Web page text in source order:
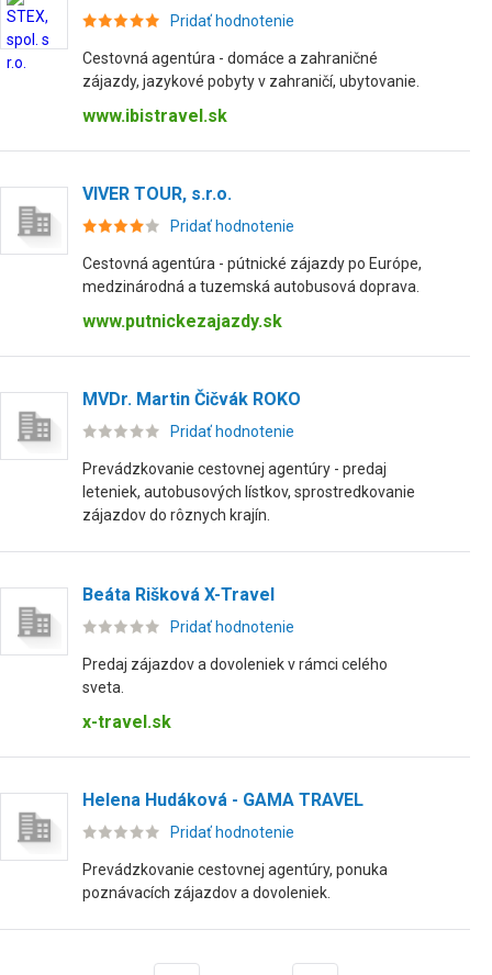
Pridať hodnotenie
Cestovná agentúra - domáce a zahraničné
zájazdy, jazykové pobyty v zahraničí, ubytovanie.
www.ibistravel.sk
VIVER TOUR, s.r.o.
Pridať hodnotenie
Cestovná agentúra - pútnické zájazdy po Európe,
medzinárodná a tuzemská autobusová doprava.
www.putnickezajazdy.sk
MVDr. Martin Čičvák ROKO
Pridať hodnotenie
Prevádzkovanie cestovnej agentúry - predaj
leteniek, autobusových lístkov, sprostredkovanie
zájazdov do rôznych krajín.
Beáta Rišková X-Travel
Pridať hodnotenie
Predaj zájazdov a dovoleniek v rámci celého
sveta.
x-travel.sk
Helena Hudáková - GAMA TRAVEL
Pridať hodnotenie
Prevádzkovanie cestovnej agentúry, ponuka
poznávacích zájazdov a dovoleniek.